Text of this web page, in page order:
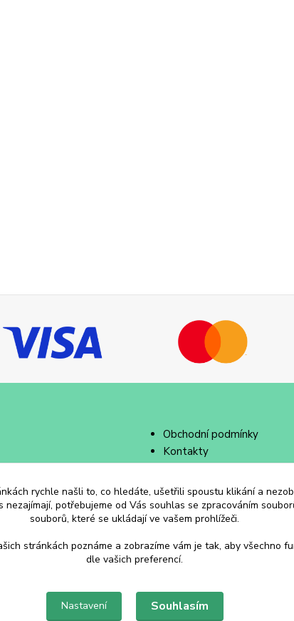
Obchodní podmínky
Kontakty
rychle našli to, co hledáte, ušetřili spoustu klikání a
nezajímají, potřebujeme od Vás souhlas se zpracováním
souborů, které se ukládají ve vašem prohlížeči.
stránkách poznáme a zobrazíme vám je tak, aby všechno
dle vašich preferencí.
Nastavení Souhlasím